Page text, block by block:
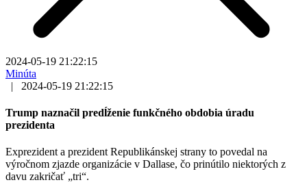
2024-05-19 21:22:15
Minúta
|
2024-05-19 21:22:15
Trump naznačil predĺženie funkčného obdobia úradu
prezidenta
Exprezident a prezident Republikánskej strany to povedal na
výročnom zjazde organizácie v Dallase, čo prinútilo niektorých z
davu zakričať „tri“.